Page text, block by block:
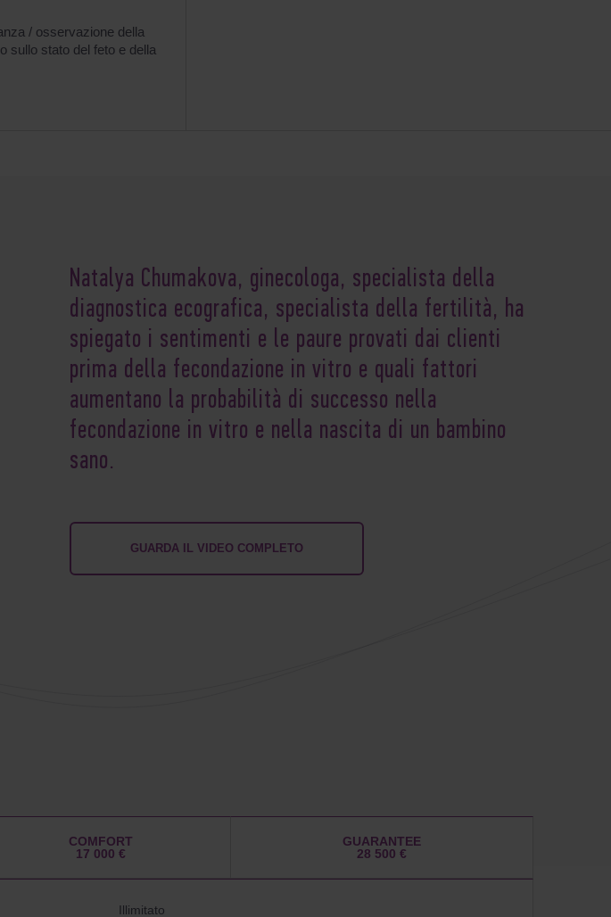
/ osservazione della
sullo stato del feto e della
Natalya Chumakova, ginecologa, specialista della
diagnostica ecografica, specialista della fertilità, ha
spiegato i sentimenti e le paure provati dai clienti
prima della fecondazione in vitro e quali fattori
aumentano la probabilità di successo nella
fecondazione in vitro e nella nascita di un bambino
sano.
GUARDA IL VIDEO COMPLETO
COMFORT
17 000 €
GUARANTEE
28 500 €
Illimitato